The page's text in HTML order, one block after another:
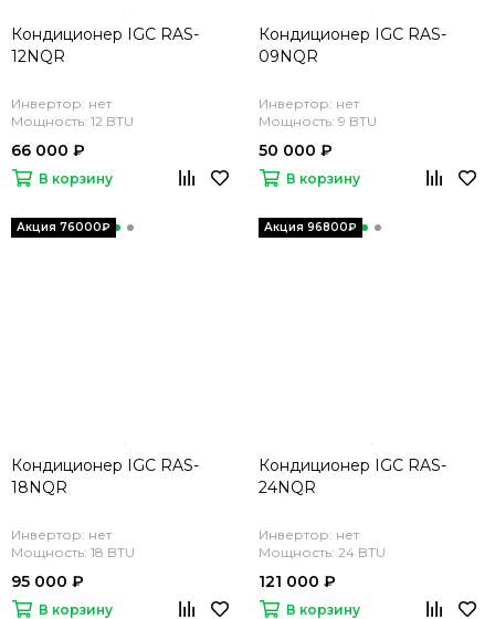
Кондиционер IGC RAS-
12NQR
Инвертор: нет
Мощность: 12 BTU
66 000 ₽
В корзину
Кондиционер IGC RAS-
09NQR
Инвертор: нет
Мощность: 9 BTU
50 000 ₽
В корзину
Кондиционер IGC RAS-
18NQR
Инвертор: нет
Мощность: 18 BTU
95 000 ₽
В корзину
Кондиционер IGC RAS-
24NQR
Инвертор: нет
Мощность: 24 BTU
121 000 ₽
В корзину